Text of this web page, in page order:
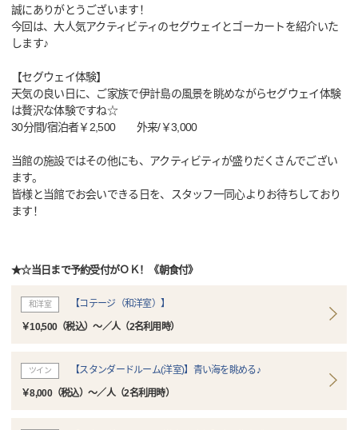
誠にありがとうございます！
今回は、大人気アクティビティのセグウェイとゴーカートを紹介いた
します♪
【セグウェイ体験】
天気の良い日に、ご家族で伊計島の風景を眺めながらセグウェイ体験
は贅沢な体験ですね☆
30分間/宿泊者￥2,500 外来/￥3,000
当館の施設ではその他にも、アクティビティが盛りだくさんでござい
ます。
皆様と当館でお会いできる日を、スタッフ一同心よりお待ちしており
ます！
★☆当日まで予約受付がＯＫ！《朝食付》
和洋室 【コテージ（和洋室）】
￥10,500（税込）～／人（2名利用時）
ツイン 【スタンダードルーム(洋室)】青い海を眺める♪
￥8,000（税込）～／人（2名利用時）